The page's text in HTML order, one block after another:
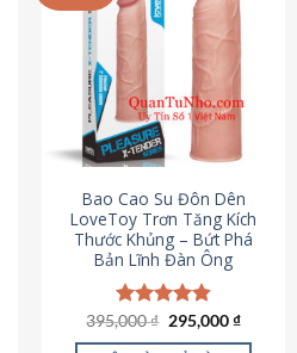
Bao Cao Su Đôn Dên
LoveToy Trơn Tăng Kích
Thước Khủng – Bứt Phá
Bản Lĩnh Đàn Ông
Được xếp
hạng4.82
395,000₫ Giá
295,000₫Giá